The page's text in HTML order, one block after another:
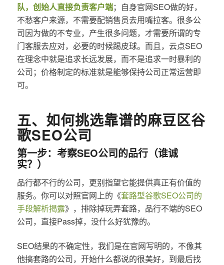
队，创始人直接负责客户端；自身官网SEO做的好，
不愁客户来源，不需要配销售员去用嘴拉客。很多公
司因为做的不专业，产生很多问题，才需要所谓的专
门客服去应对，必要的时候踢皮球。而且，云点SEO
在理念中就是追求长远发展，而不是追求一时暴利的
公司；价格制定的标准就是能够保持公司正常运营即
可。
五、如何挑选靠谱的麻豆区谷
歌SEO公司
第一步：考察SEO公司的品行（谁诚
实？）
品行都不行的公司，更别指望它能提供真正有价值的
服务。你可以对照官网上的《套路型谷歌SEO公司的
手段解析揭露》，排除掉玩弄套路，品行不端的SEO
公司，直接Pass掉，没什么好犹豫的。
SEO结果的不确定性，我们是在官网写明的，不像其
他搞套路的公司，开始什么都说的很美好，到最后找